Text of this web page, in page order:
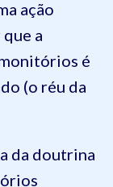
ação
a
é
(o réu da
da doutrina